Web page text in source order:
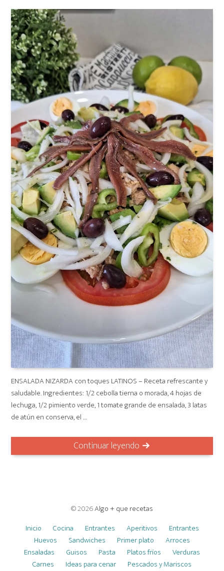
ENSALADA NIZARDA con toques LATINOS – Receta refrescante y
saludable. Ingredientes: 1/2 cebolla tierna o morada, 4 hojas de
lechuga, 1/2 pimiento verde, 1 tomate grande de ensalada, 3 latas
de atún en conserva, el …
Continuar leyendo
© 2026Algo + que recetas
Inicio
Cocina Entrantes Aperitivos
Entrantes
Huevos
Sandwiches Primer plato
Arroces
Ensaladas
Guisos Pasta Platos fríos
Verduras
Carnes
Ideas para cenar
Pescados y Mariscos